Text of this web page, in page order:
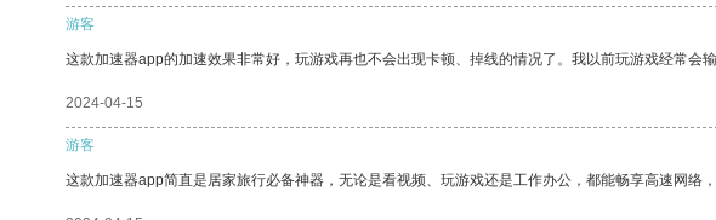
游客
这款加速器app的加速效果非常好，玩游戏再也不会出现卡顿、掉线的情况了。我以前玩游戏经常会
2024-04-15
游客
这款加速器app简直是居家旅行必备神器，无论是看视频、玩游戏还是工作办公，都能畅享高速网